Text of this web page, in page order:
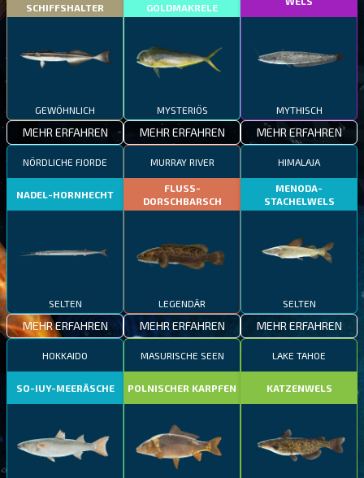
SCHIFFSHALTER
GEWÖHNLICH
MEHR ERFAHREN
GOLDMAKRELE
MYSTERIÖS
MEHR ERFAHREN
MYTHISCH
MEHR ERFAHREN
NÖRDLICHE FJORDE
NADEL-HORNHECHT
SELTEN
MEHR ERFAHREN
MURRAY RIVER
FLUSS-
DORSCHBARSCH
LEGENDÄR
MEHR ERFAHREN
HIMALAJA
MENODA-
STACHELWELS
SELTEN
MEHR ERFAHREN
HOKKAIDO
SO-IUY-MEERÄSCHE
MASURISCHE SEEN
POLNISCHER KARPFEN
LAKE TAHOE
KATZENWELS